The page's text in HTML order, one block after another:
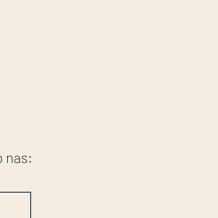
nas: